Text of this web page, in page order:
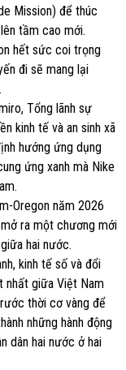
Mission) để thúc
tầm cao mới.
hết sức coi trọng
đi sẽ mang lại
Tổng lãnh sự
kinh tế và an sinh xã
hướng ứng dụng
ứng xanh mà Nike
Oregon năm 2026
ra một chương mới
hai nước.
kinh tế số và đổi
nhất giữa Việt Nam
thời cơ vàng để
những hành động
dân hai nước ở hai